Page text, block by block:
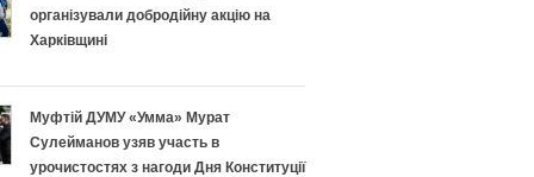
організували добродійну акцію на
Харківщині
Муфтій ДУМУ «Умма» Мурат
Сулейманов узяв участь в
урочистостях з нагоди Дня Конституції